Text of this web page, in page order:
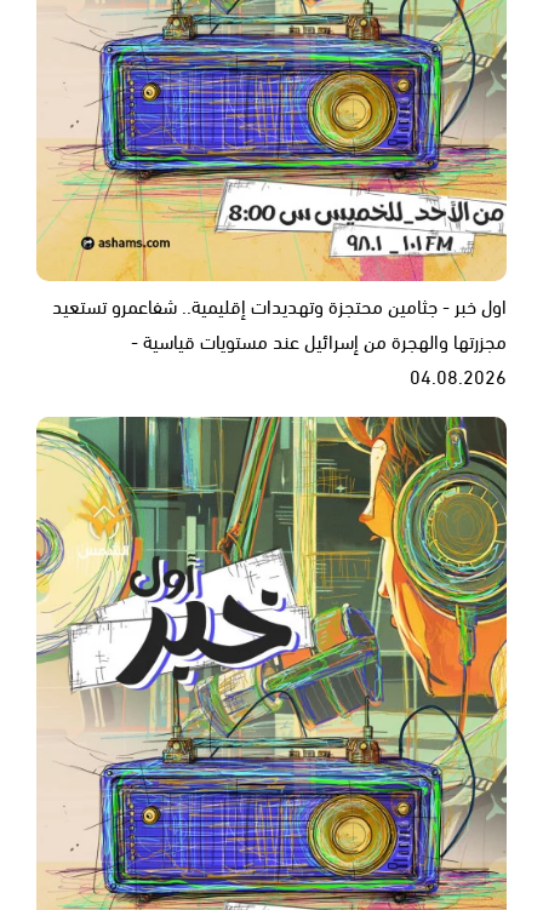
اول خبر - جثامين محتجزة وتهديدات إقليمية.. شفاعمرو تستعيد
مجزرتها والهجرة من إسرائيل عند مستويات قياسية -
04.08.2026